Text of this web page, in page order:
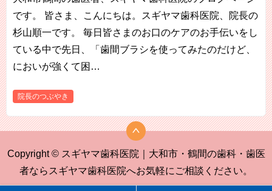
です。 皆さま、こんにちは。スギヤマ歯科医院、院長の
杉山順一です。 毎日皆さまのお口のケアのお手伝いをし
ている中で先日、「歯間ブラシを使ってみたのだけど、
においが強くて困…
院長のつぶやき
Copyright © スギヤマ歯科医院｜大和市・鶴間の歯科・歯医
者ならスギヤマ歯科医院へお気軽にご相談ください。